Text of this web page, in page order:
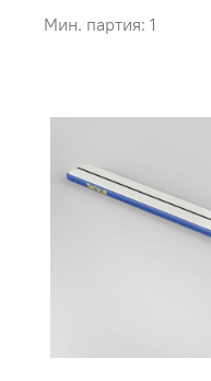
Мин. партия: 1